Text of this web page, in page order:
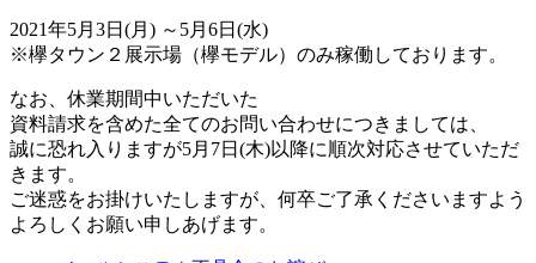
2021年5月3日(月) ～5月6日(水)
※欅タウン２展示場（欅モデル）のみ稼働しております。
なお、休業期間中いただいた
資料請求を含めた全てのお問い合わせにつきましては、
誠に恐れ入りますが5月7日(木)以降に順次対応させていただ
きます。
ご迷惑をお掛けいたしますが、何卒ご了承くださいますよう
よろしくお願い申しあげます。